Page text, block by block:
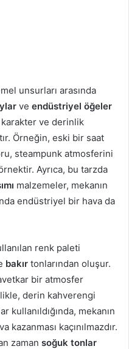
unsurları arasında
ve endüstriyel öğeler
karakter ve derinlik
Örneğin, eski bir saat
steampunk atmosferini
Ayrıca, bu tarzda
malzemeler, mekanın
endüstriyel bir hava da
renk paleti
bakır tonlarından oluşur.
bir atmosfer
derin kahverengi
kullanıldığında, mekanın
kazanması kaçınılmazdır.
zaman soğuk tonlar